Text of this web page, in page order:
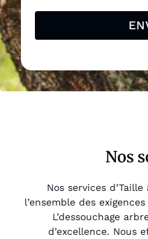
Nos
Nos services
l’ensemble des
L’dessouchage
d’excellence. Nous